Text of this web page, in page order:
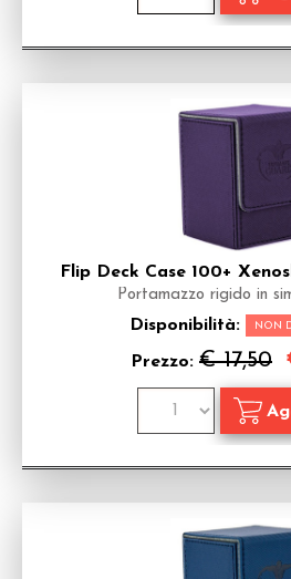
Flip Deck Case 100+
Portamazzo rigido in
Disponibilità: NON
Prezzo: € 17,50